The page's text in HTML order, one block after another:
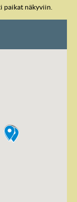
paikat näkyviin.